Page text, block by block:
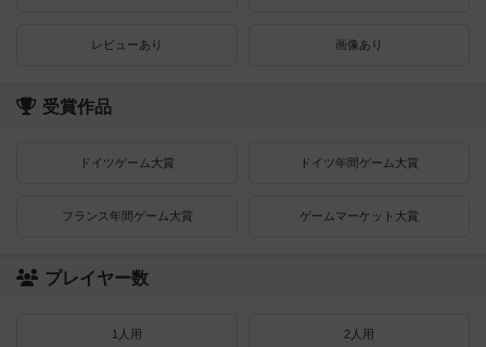
レビューあり 画像あり
受賞作品
ドイツゲーム大賞 ドイツ年間ゲーム大賞
フランス年間ゲーム大賞 ゲームマーケット大賞
プレイヤー数
1人用 2人用